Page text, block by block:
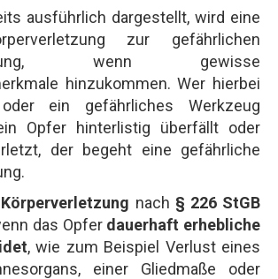
ausführlich dargestellt, wird eine
zur gefährlichen
wenn gewisse
hinzukommen. Wer hierbei
ein gefährliches Werkzeug
Opfer hinterlistig überfällt oder
der begeht eine gefährliche
nach § 226 StGB
das Opfer dauerhaft erhebliche
, wie zum Beispiel Verlust eines
einer Gliedmaße oder